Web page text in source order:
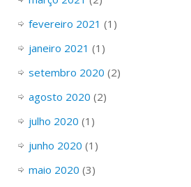
fevereiro 2021 (1)
janeiro 2021 (1)
setembro 2020 (2)
agosto 2020 (2)
julho 2020 (1)
junho 2020 (1)
maio 2020 (3)